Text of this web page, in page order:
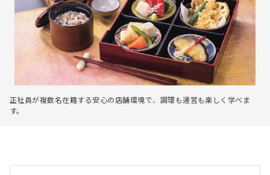
正社員が複数名在籍する安心の店舗環境で、調理も運営も楽しく学べま
す。